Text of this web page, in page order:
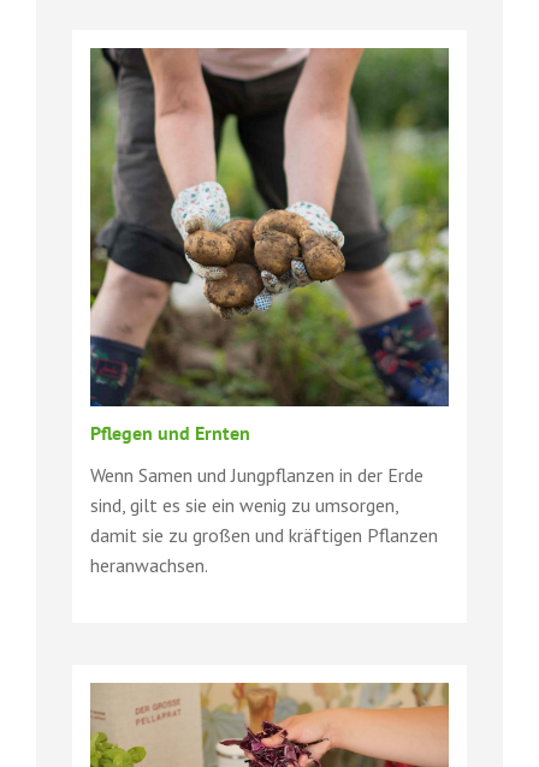
Pflegen und Ernten
Wenn Samen und Jungpflanzen in der Erde
sind, gilt es sie ein wenig zu umsorgen,
damit sie zu großen und kräftigen Pflanzen
heranwachsen.